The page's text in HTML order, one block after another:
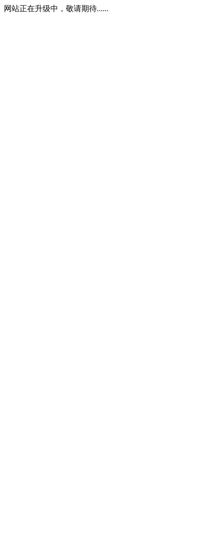
网站正在升级中，敬请期待......